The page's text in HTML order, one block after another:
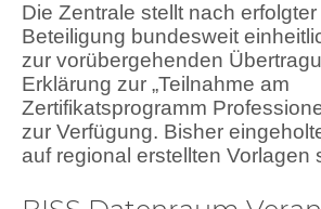
Die Zentrale stellt nach
Beteiligung bundesweit
zur vorübergehenden
Erklärung zur „Teilnahme am
Zertifikatsprogramm
zur Verfügung. Bisher
auf regional erstellten Vorlagen